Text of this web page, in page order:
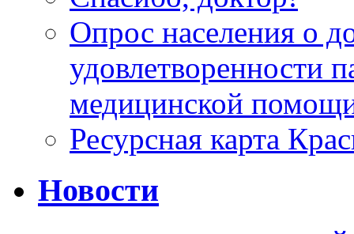
Опрос населения о
удовлетворенности
медицинской
Ресурсная карта
Новости